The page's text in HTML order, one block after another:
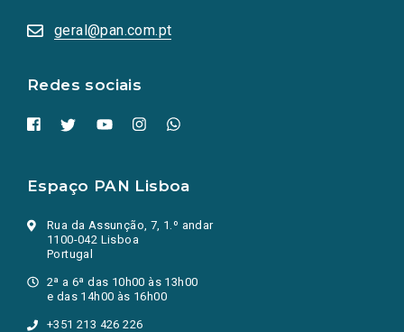
geral@pan.com.pt
Redes sociais
numa
nova
Espaço PAN Lisboa
Rua da Assunção, 7, 1.º andar
1100-042 Lisboa
Portugal
2ª a 6ª das 10h00 às 13h00
e das 14h00 às 16h00
+351 213 426 226